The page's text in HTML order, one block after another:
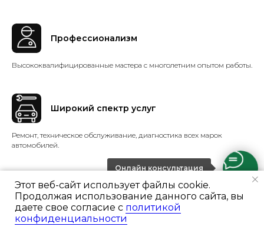
Этот веб-сайт использует файлы cookie.
Продолжая использование данного сайта, вы
даете свое согласие с политикой
конфиденциальности
Онлайн консультация
Ремонт и цены Портфолио
Профессионализм
Высококвалифицированные мастера с многолетним опытом работы.
Широкий спектр услуг
Ремонт, техническое обслуживание, диагностика всех марок
автомобилей.
Оригинальные запчасти
Гарантия надежности и долговечности ремонта с оригинальными
комплектующими